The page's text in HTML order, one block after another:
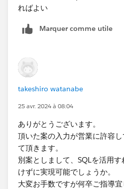
割合テーブルに加工を行わずに
いて対応することも不可能で
かなり上がるのでおすすめはし
ればよい​
Marquer comme utile
takeshiro watanabe
25 avr. 2024 à 08:04
ありがとうございます。
頂いた案の入力が営業に許容
て頂きます。
別案としまして、SQLを活用
けずに実現可能でしょうか。
大変お手数ですが何卒ご指導宜